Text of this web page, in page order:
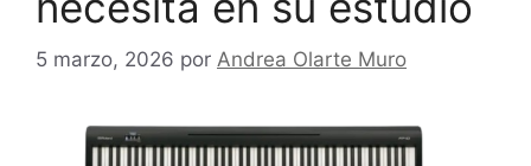
5 marzo, 2026 por Andrea Olarte Muro